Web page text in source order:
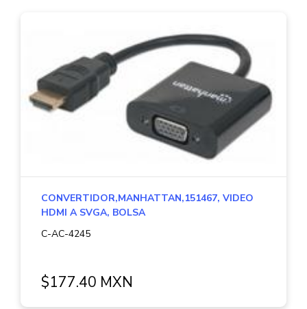
CONVERTIDOR,MANHATTAN,151467, VIDEO
HDMI A SVGA, BOLSA
C-AC-4245
$177.40 MXN